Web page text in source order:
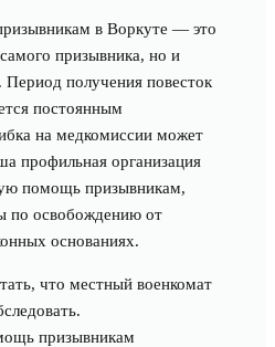
в Воркуте — это
призывника, но и
Период получения повесток
постоянным
на медкомиссии может
профильная организация
помощь призывникам,
по освобождению от
основаниях.
что местный военкомат
призывникам